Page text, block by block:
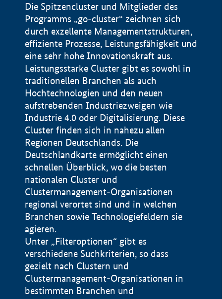
Die Spitzencluster und Mitglieder des
Programms „go-cluster“ zeichnen sich
durch exzellente Managementstrukturen,
effiziente Prozesse, Leistungsfähigkeit und
eine sehr hohe Innovationskraft aus.
Leistungsstarke Cluster gibt es sowohl in
traditionellen Branchen als auch
Hochtechnologien und den neuen
aufstrebenden Industriezweigen wie
Industrie 4.0 oder Digitalisierung. Diese
Cluster finden sich in nahezu allen
Regionen Deutschlands. Die
Deutschlandkarte ermöglicht einen
schnellen Überblick, wo die besten
nationalen Cluster und
Clustermanagement-Organisationen
regional verortet sind und in welchen
Branchen sowie Technologiefeldern sie
agieren.
Unter „Filteroptionen“ gibt es
verschiedene Suchkriterien, so dass
gezielt nach Clustern und
Clustermanagement-Organisationen in
bestimmten Branchen und
Impressum
Datenschutzerklärung
BMWE, 2026 ©
100 km © Geobasis-DE / BKG 2015